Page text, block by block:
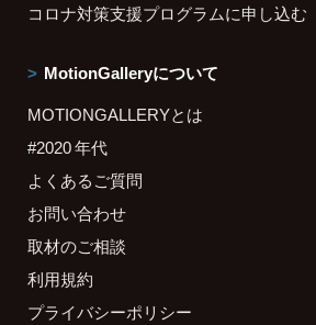
コロナ対策支援プログラムに申し込む
MotionGalleryについて
MOTIONGALLERYとは
#2020 年代
よくあるご質問
お問い合わせ
取材のご相談
利用規約
プライバシーポリシー